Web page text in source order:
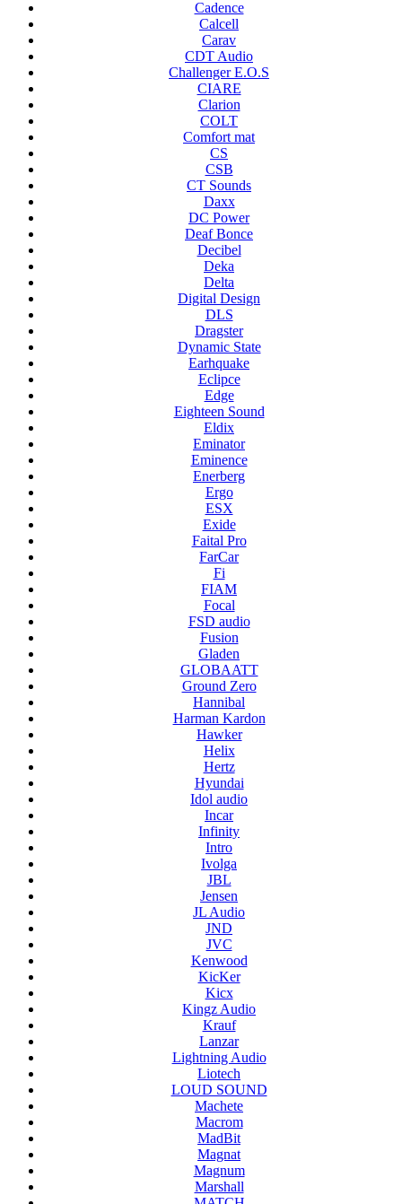
Cadence
Calcell
Carav
CDT Audio
Challenger E.O.S
CIARE
Clarion
COLT
Comfort mat
CS
CSB
CT Sounds
Daxx
DC Power
Deaf Bonce
Decibel
Deka
Delta
Digital Design
DLS
Dragster
Dynamic State
Earhquake
Eclipce
Edge
Eighteen Sound
Eldix
Eminator
Eminence
Enerberg
Ergo
ESX
Exide
Faital Pro
FarCar
Fi
FIAM
Focal
FSD audio
Fusion
Gladen
GLOBAATT
Ground Zero
Hannibal
Harman Kardon
Hawker
Helix
Hertz
Hyundai
Idol audio
Incar
Infinity
Intro
Ivolga
JBL
Jensen
JL Audio
JND
JVC
Kenwood
KicKer
Kicx
Kingz Audio
Krauf
Lanzar
Lightning Audio
Liotech
LOUD SOUND
Machete
Macrom
MadBit
Magnat
Magnum
Marshall